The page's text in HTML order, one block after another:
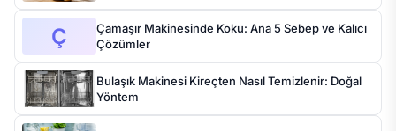
Ç
Çamaşır Makinesinde Koku: Ana 5 Sebep ve Kalıcı
Çözümler
Bulaşık Makinesi Kireçten Nasıl Temizlenir: Doğal
Yöntem